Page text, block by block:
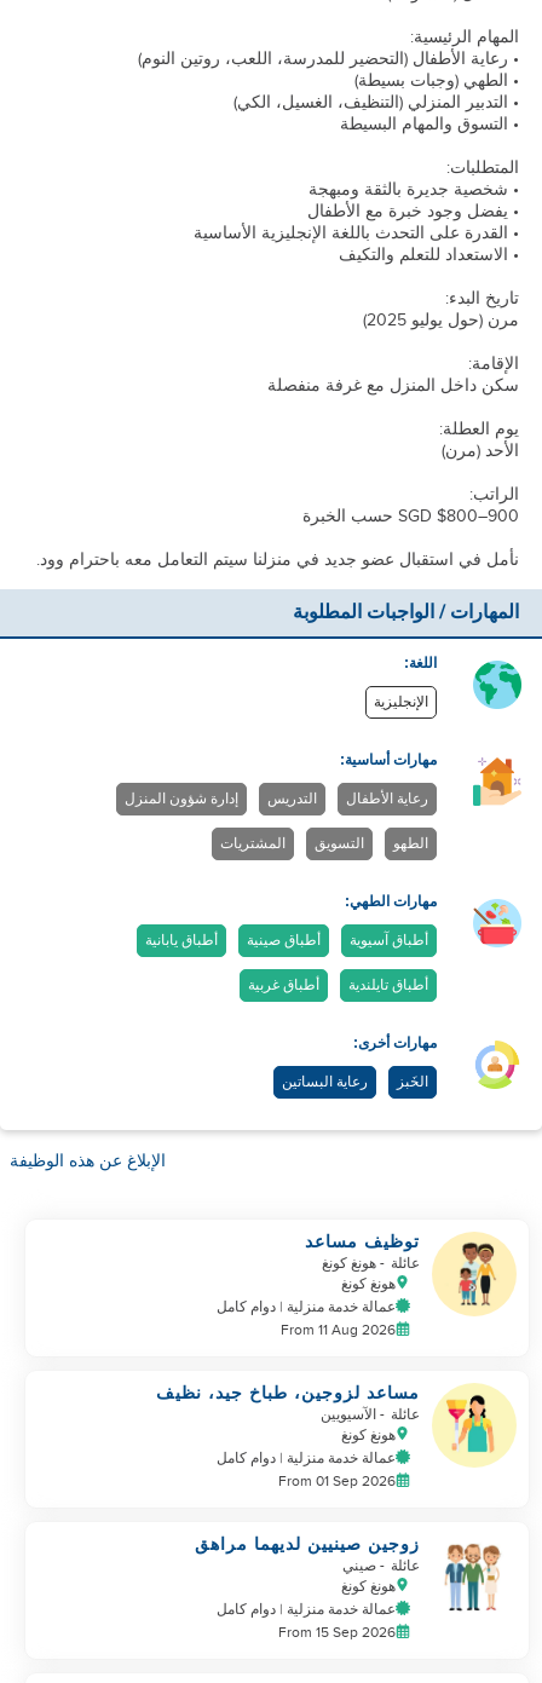
المهام الرئيسية:
• رعاية الأطفال (التحضير للمدرسة، اللعب، روتين النوم)
• الطهي (وجبات بسيطة)
• التدبير المنزلي (التنظيف، الغسيل، الكي)
• التسوق والمهام البسيطة
المتطلبات:
• شخصية جديرة بالثقة ومبهجة
• يفضل وجود خبرة مع الأطفال
• القدرة على التحدث باللغة الإنجليزية الأساسية
• الاستعداد للتعلم والتكيف
تاريخ البدء:
مرن (حول يوليو 2025)
الإقامة:
سكن داخل المنزل مع غرفة منفصلة
يوم العطلة:
الأحد (مرن)
الراتب:
SGD $800–900 حسب الخبرة
نأمل في استقبال عضو جديد في منزلنا سيتم التعامل معه باحترام وود.
المهارات / الواجبات المطلوبة
اللغة:
الإنجليزية
مهارات أساسية:
رعاية الأطفال التدريس إدارة شؤون المنزل
الطهو التسويق المشتريات
مهارات الطهي:
أطباق آسيوية أطباق صينية أطباق يابانية
أطباق تايلندية أطباق غربية
مهارات أخرى:
الخَبز رعاية البساتين
الإبلاغ عن هذه الوظيفة
توظيف مساعد
عائلة - هونغ كونغ
هونغ كونغ
عمالة خدمة منزلية | دوام كامل
From 11 Aug 2026
مساعد لزوجين، طباخ جيد، نظيف
ومحترف
عائلة - الآسيويين
هونغ كونغ
عمالة خدمة منزلية | دوام كامل
From 01 Sep 2026
زوجين صينيين لديهما مراهق
يحتاجان إلى مساعد ثان
عائلة - صيني
هونغ كونغ
عمالة خدمة منزلية | دوام كامل
From 15 Sep 2026